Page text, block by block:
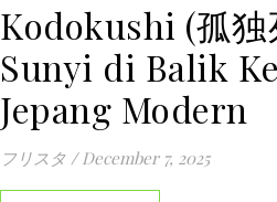
Kodokushi (孤独
Sunyi di Balik
Jepang Modern
フリスタ / December 7, 2025